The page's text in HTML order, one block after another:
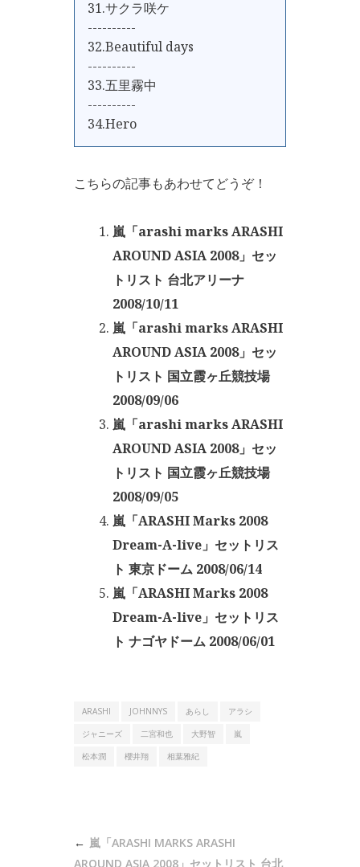
31.サクラ咲ケ
----------
32.Beautiful days
----------
33.五里霧中
----------
34.Hero
こちらの記事もあわせてどうぞ！
嵐「arashi marks ARASHI
AROUND ASIA 2008」セッ
トリスト 台北アリーナ
2008/10/11
嵐「arashi marks ARASHI
AROUND ASIA 2008」セッ
トリスト 国立霞ヶ丘競技場
2008/09/06
嵐「arashi marks ARASHI
AROUND ASIA 2008」セッ
トリスト 国立霞ヶ丘競技場
2008/09/05
嵐「ARASHI Marks 2008
Dream-A-live」セットリス
ト 東京ドーム 2008/06/14
嵐「ARASHI Marks 2008
Dream-A-live」セットリス
ト ナゴヤドーム 2008/06/01
ARASHI JOHNNYS あらし
アラシ
ジャニーズ
二宮和也 大野智
嵐
松本潤
櫻井翔 相葉雅紀
嵐「ARASHI MARKS ARASHI
AROUND ASIA 2008」セットリスト 台北